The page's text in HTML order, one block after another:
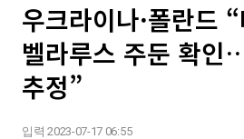
우크라이나·폴란드
벨라루스 주둔 확인
추정”
입력 2023-07-17 06:55